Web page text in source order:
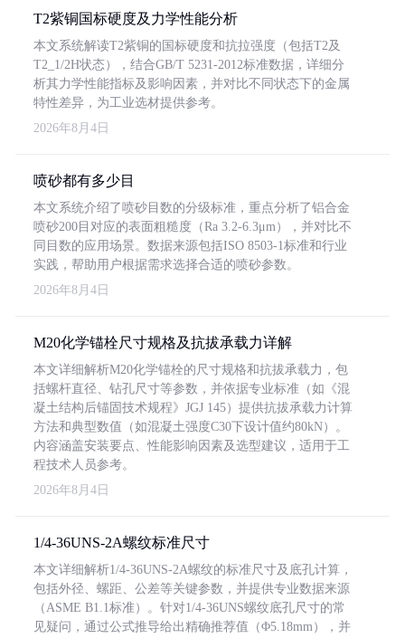
T2紫铜国标硬度及力学性能分析
本文系统解读T2紫铜的国标硬度和抗拉强度（包括T2及
T2_1/2H状态），结合GB/T 5231-2012标准数据，详细分
析其力学性能指标及影响因素，并对比不同状态下的金属
特性差异，为工业选材提供参考。
2026年8月4日
喷砂都有多少目
本文系统介绍了喷砂目数的分级标准，重点分析了铝合金
喷砂200目对应的表面粗糙度（Ra 3.2-6.3μm），并对比不
同目数的应用场景。数据来源包括ISO 8503-1标准和行业
实践，帮助用户根据需求选择合适的喷砂参数。
2026年8月4日
M20化学锚栓尺寸规格及抗拔承载力详解
本文详细解析M20化学锚栓的尺寸规格和抗拔承载力，包
括螺杆直径、钻孔尺寸等参数，并依据专业标准（如《混
凝土结构后锚固技术规程》JGJ 145）提供抗拔承载力计算
方法和典型数值（如混凝土强度C30下设计值约80kN）。
内容涵盖安装要点、性能影响因素及选型建议，适用于工
程技术人员参考。
2026年8月4日
1/4-36UNS-2A螺纹标准尺寸
本文详细解析1/4-36UNS-2A螺纹的标准尺寸及底孔计算，
包括外径、螺距、公差等关键参数，并提供专业数据来源
（ASME B1.1标准）。针对1/4-36UNS螺纹底孔尺寸的常
见疑问，通过公式推导给出精确推荐值（Φ5.18mm），并